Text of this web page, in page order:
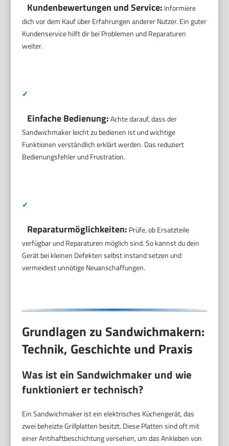
Kundenbewertungen und Service: Informiere
dich vor dem Kauf über Erfahrungen anderer Nutzer. Ein guter
Kundenservice hilft dir bei Problemen und Reparaturen
weiter.
✓
Einfache Bedienung:Achte darauf, dass der
Sandwichmaker leicht zu bedienen ist und wichtige
Funktionen verständlich erklärt werden. Das reduziert
Bedienungsfehler und Frustration.
✓
Reparaturmöglichkeiten: Prüfe, ob Ersatzteile
verfügbar und Reparaturen möglich sind. So kannst du dein
Gerät bei kleinen Defekten selbst instand setzen und
vermeidest unnötige Neuanschaffungen.
Grundlagen zu Sandwichmakern:
Technik, Geschichte und Praxis
Was ist ein Sandwichmaker und wie
funktioniert er technisch?
Ein Sandwichmaker ist ein elektrisches Küchengerät, das
zwei beheizte Grillplatten besitzt. Diese Platten sind oft mit
einer Antihaftbeschichtung versehen, um das Ankleben von